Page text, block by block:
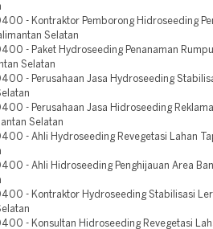
- Kontraktor Pemborong Hidroseeding
Selatan
- Paket Hydroseeding Penanaman
Selatan
- Perusahaan Jasa Hydroseeding
- Perusahaan Jasa Hidroseeding
Selatan
- Ahli Hydroseeding Revegetasi Lahan
- Ahli Hidroseeding Penghijauan Area
- Kontraktor Hydroseeding Stabilisasi
- Konsultan Hidroseeding Revegetasi